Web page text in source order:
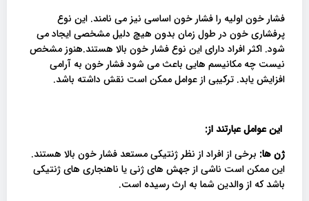
فشار خون اولیه را فشار خون اساسی نیز می نامند. این نوع
پرفشاری خون در طول زمان بدون هیچ دلیل مشخصی ایجاد می
شود. اکثر افراد دارای این نوع فشار خون بالا هستند.هنوز مشخص
نیست چه مکانیسم هایی باعث می شود فشار خون به آرامی
افزایش یابد. ترکیبی از عوامل ممکن است نقش داشته باشد.
این عوامل عبارتند از:
ژن ها: برخی از افراد از نظر ژنتیکی مستعد فشار خون بالا هستند.
این ممکن است ناشی از جهش های ژنی یا ناهنجاری های ژنتیکی
باشد که از والدین شما به ارث رسیده است.